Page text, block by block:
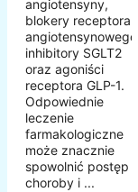
angiotensyny,
blokery receptora
angiotensynowego,
inhibitory SGLT2
oraz agoniści
receptora GLP-1.
Odpowiednie
leczenie
farmakologiczne
może znacznie
spowolnić postęp
choroby i ...